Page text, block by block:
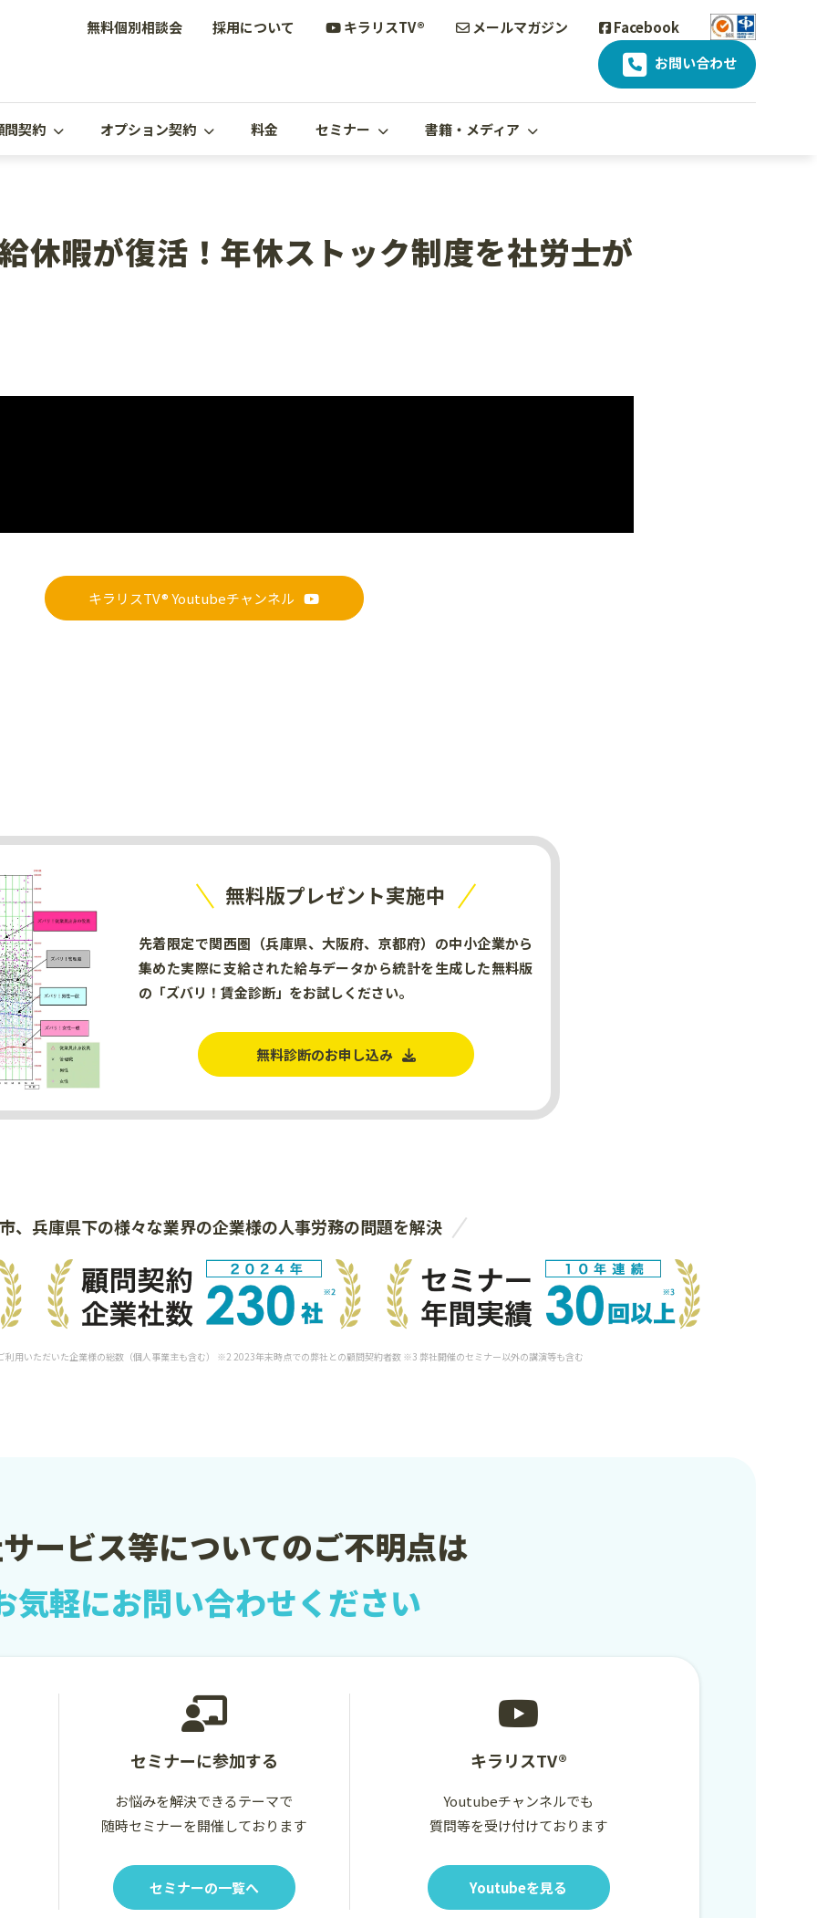
無料個別相談会 採用について キラリスTV® メールマガジン
Facebook
お問い合わせ
問契約 オプション契約 料金 セミナー 書籍・メディア
休暇が復活！年休ストック制度を社労士が
キラリスTV® Youtubeチャンネル
無料版プレゼント実施中
先着限定で関西圏（兵庫県、大阪府、京都府）の中小企業から
集めた実際に支給された給与データから統計を生成した無料版
の「ズバリ！賃金診断」をお試しください。
無料診断のお申し込み
、兵庫県下の様々な業界の企業様の人事労務の問題を解決
用いただいた企業様の総数（個人事業主も含む） ※2 2023年末時点での弊社との顧問契約者数 ※3 弊社開催のセミナー以外の講演等も含む
ービス等についてのご不明点は
気軽にお問い合わせください
セミナーに参加する
お悩みを解決できるテーマで
随時セミナーを開催しております
セミナーの一覧へ
キラリスTV®
Youtubeチャンネルでも
質問等を受け付けております
Youtubeを見る